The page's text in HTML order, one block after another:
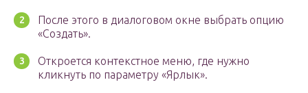
После этого в диалоговом окне выбрать опцию
«Создать».
Откроется контекстное меню, где нужно
кликнуть по параметру «Ярлык».